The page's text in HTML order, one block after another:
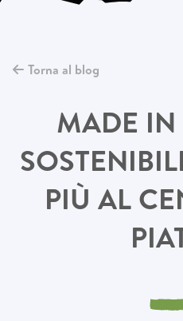
Torna al blog
MADE IN
PIÙ AL